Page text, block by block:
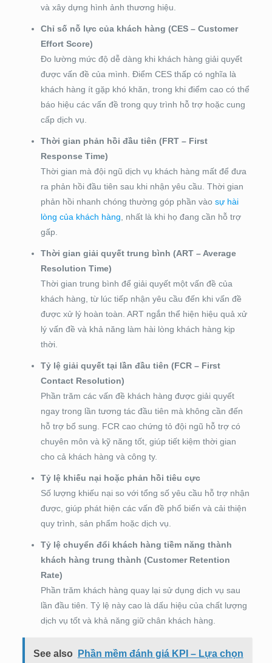
và xây dựng hình ảnh thương hiệu.
Chỉ số nỗ lực của khách hàng (CES – Customer
Effort Score)
Đo lường mức độ dễ dàng khi khách hàng giải quyết
được vấn đề của mình. Điểm CES thấp có nghĩa là
khách hàng ít gặp khó khăn, trong khi điểm cao có thể
báo hiệu các vấn đề trong quy trình hỗ trợ hoặc cung
cấp dịch vụ.
Thời gian phản hồi đầu tiên (FRT – First
Response Time)
Thời gian mà đội ngũ dịch vụ khách hàng mất để đưa
ra phản hồi đầu tiên sau khi nhận yêu cầu. Thời gian
phản hồi nhanh chóng thường góp phần vào sự hài
lòng của khách hàng, nhất là khi họ đang cần hỗ trợ
gấp.
Thời gian giải quyết trung bình (ART – Average
Resolution Time)
Thời gian trung bình để giải quyết một vấn đề của
khách hàng, từ lúc tiếp nhận yêu cầu đến khi vấn đề
được xử lý hoàn toàn. ART ngắn thể hiện hiệu quả xử
lý vấn đề và khả năng làm hài lòng khách hàng kịp
thời.
Tỷ lệ giải quyết tại lần đầu tiên (FCR – First
Contact Resolution)
Phần trăm các vấn đề khách hàng được giải quyết
ngay trong lần tương tác đầu tiên mà không cần đến
hỗ trợ bổ sung. FCR cao chứng tỏ đội ngũ hỗ trợ có
chuyên môn và kỹ năng tốt, giúp tiết kiệm thời gian
cho cả khách hàng và công ty.
Tỷ lệ khiếu nại hoặc phản hồi tiêu cực
Số lượng khiếu nại so với tổng số yêu cầu hỗ trợ nhận
được, giúp phát hiện các vấn đề phổ biến và cải thiện
quy trình, sản phẩm hoặc dịch vụ.
Tỷ lệ chuyển đổi khách hàng tiềm năng thành
khách hàng trung thành (Customer Retention
Rate)
Phần trăm khách hàng quay lại sử dụng dịch vụ sau
lần đầu tiên. Tỷ lệ này cao là dấu hiệu của chất lượng
dịch vụ tốt và khả năng giữ chân khách hàng.
See also
Phần mềm đánh giá KPI – Lựa chọn